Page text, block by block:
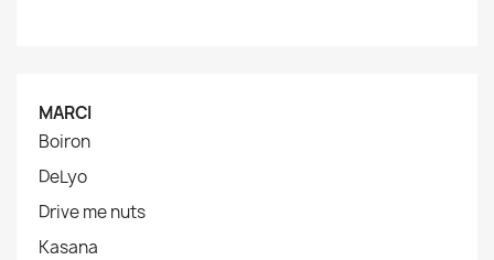
MARCI
Boiron
DeLyo
Drive me nuts
Kasana